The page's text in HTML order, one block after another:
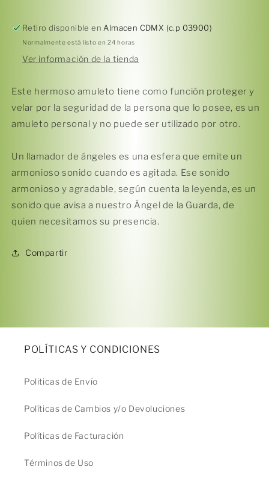
Deseos
ROSA
Azul
Deseos
ROSA
Azul
Retiro disponible enAlmacen CDMX (c.p 03900)
Normalmente está listo en 24 horas
Ver información de la tienda
Este hermoso amuleto tiene como función proteger y
velar por la seguridad de la persona que lo posee, es un
amuleto personal y no puede ser utilizado por otro.
Un llamador de ángeles es una esfera que emite un
armonioso sonido cuando es agitada. Ese sonido
armonioso y agradable, según cuenta la leyenda, es un
sonido que avisa a nuestro Ángel de la Guarda, de
quien necesitamos su presencia.
Compartir
POLÍTICAS Y CONDICIONES
Politicas de Envío
Políticas de Cambios y/o Devoluciones
Políticas de Facturación
Términos de Uso
Compra ahora y paga a meses
1 Agrega tu producto al carrito yelige
pagar con Meses sin Tarjeta.
En tu cuenta de Mercado Pago, elige
la cantidad de mesesy confirma.
3 Paga mes a mes
con saldo disponible,
débito u otros medios.